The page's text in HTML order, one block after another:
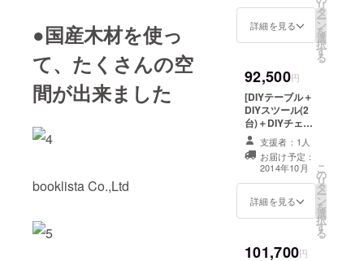
●国産木材を使っ
て、たくさんの空
間が出来ました
booklista Co.,Ltd
のテーブル製作
キット×1台、ス
詳細を見る
リ
タ
ー
ン
を
選
択
す
る
92,500円
[DIYテーブル＋
DIYスツール(2
台)＋DIYチェア
(2台)キット] ・
感謝の気持ちを
込めて、メッ
セージをお送り
致します。 ・ヒ
ノキのテーブル
チェア製作キッ
支援者：1人
お届け予定：
2014年10月
詳細を見る
こ
の
リ
タ
ー
ン
を
選
択
す
る
101,700円